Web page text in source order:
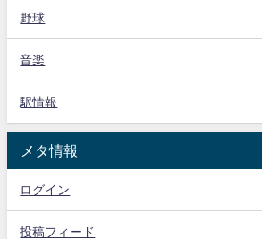
野球
音楽
駅情報
メタ情報
ログイン
投稿フィード